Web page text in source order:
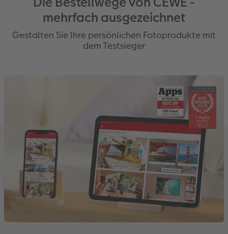
mehrfach ausgezeichnet
Gestalten Sie Ihre persönlichen Fotoprodukte mit
dem Testsieger